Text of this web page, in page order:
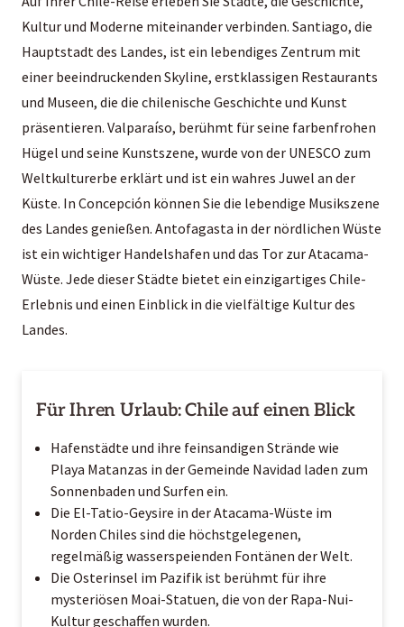
Kultur und Moderne miteinander verbinden. Santiago, die
Hauptstadt des Landes, ist ein lebendiges Zentrum mit
einer beeindruckenden Skyline, erstklassigen Restaurants
und Museen, die die chilenische Geschichte und Kunst
präsentieren. Valparaíso, berühmt für seine farbenfrohen
Hügel und seine Kunstszene, wurde von der UNESCO zum
Weltkulturerbe erklärt und ist ein wahres Juwel an der
Küste. In Concepción können Sie die lebendige Musikszene
des Landes genießen. Antofagasta in der nördlichen Wüste
ist ein wichtiger Handelshafen und das Tor zur Atacama-
Wüste. Jede dieser Städte bietet ein einzigartiges Chile-
Erlebnis und einen Einblick in die vielfältige Kultur des
Landes.
Für Ihren Urlaub: Chile auf einen Blick
Hafenstädte und ihre feinsandigen Strände wie
Playa Matanzas in der Gemeinde Navidad laden zum
Sonnenbaden und Surfen ein.
Die El-Tatio-Geysire in der Atacama-Wüste im
Norden Chiles sind die höchstgelegenen,
regelmäßig wasserspeienden Fontänen der Welt.
Die Osterinsel im Pazifik ist berühmt für ihre
mysteriösen Moai-Statuen, die von der Rapa-Nui-
Kultur geschaffen wurden.